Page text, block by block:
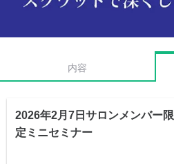
内容
2026年2月7日サロンメンバー限
定ミニセミナー